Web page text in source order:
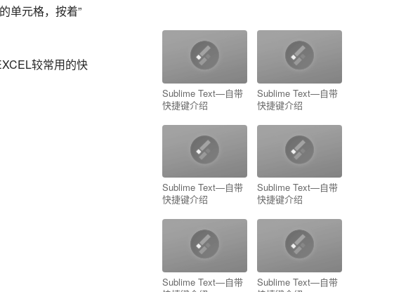
单元格，按着”
较常用的快
Sublime Text—自带
快捷键介绍
Sublime Text—自带
快捷键介绍
Sublime Text—自带
快捷键介绍
Sublime Text—自带
快捷键介绍
Sublime Text—自带
Sublime Text—自带